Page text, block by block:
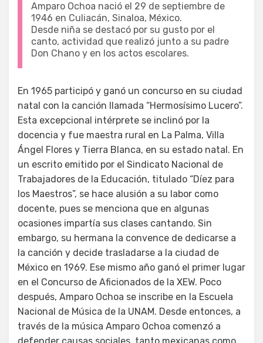
Amparo Ochoa nació el 29 de septiembre de
1946 en Culiacán, Sinaloa, México.
Desde niña se destacó por su gusto por el
canto, actividad que realizó junto a su padre
Don Chano y en los actos escolares.
En 1965 participó y ganó un concurso en su ciudad
natal con la canción llamada “Hermosísimo Lucero”.
Esta excepcional intérprete se inclinó por la
docencia y fue maestra rural en La Palma, Villa
Ángel Flores y Tierra Blanca, en su estado natal. En
un escrito emitido por el Sindicato Nacional de
Trabajadores de la Educación, titulado “Díez para
los Maestros”, se hace alusión a su labor como
docente, pues se menciona que en algunas
ocasiones impartía sus clases cantando. Sin
embargo, su hermana la convence de dedicarse a
la canción y decide trasladarse a la ciudad de
México en 1969. Ese mismo año ganó el primer lugar
en el Concurso de Aficionados de la XEW. Poco
después, Amparo Ochoa se inscribe en la Escuela
Nacional de Música de la UNAM. Desde entonces, a
través de la música Amparo Ochoa comenzó a